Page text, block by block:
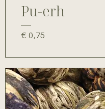
Pu-erh
Prijs
€ 0,75